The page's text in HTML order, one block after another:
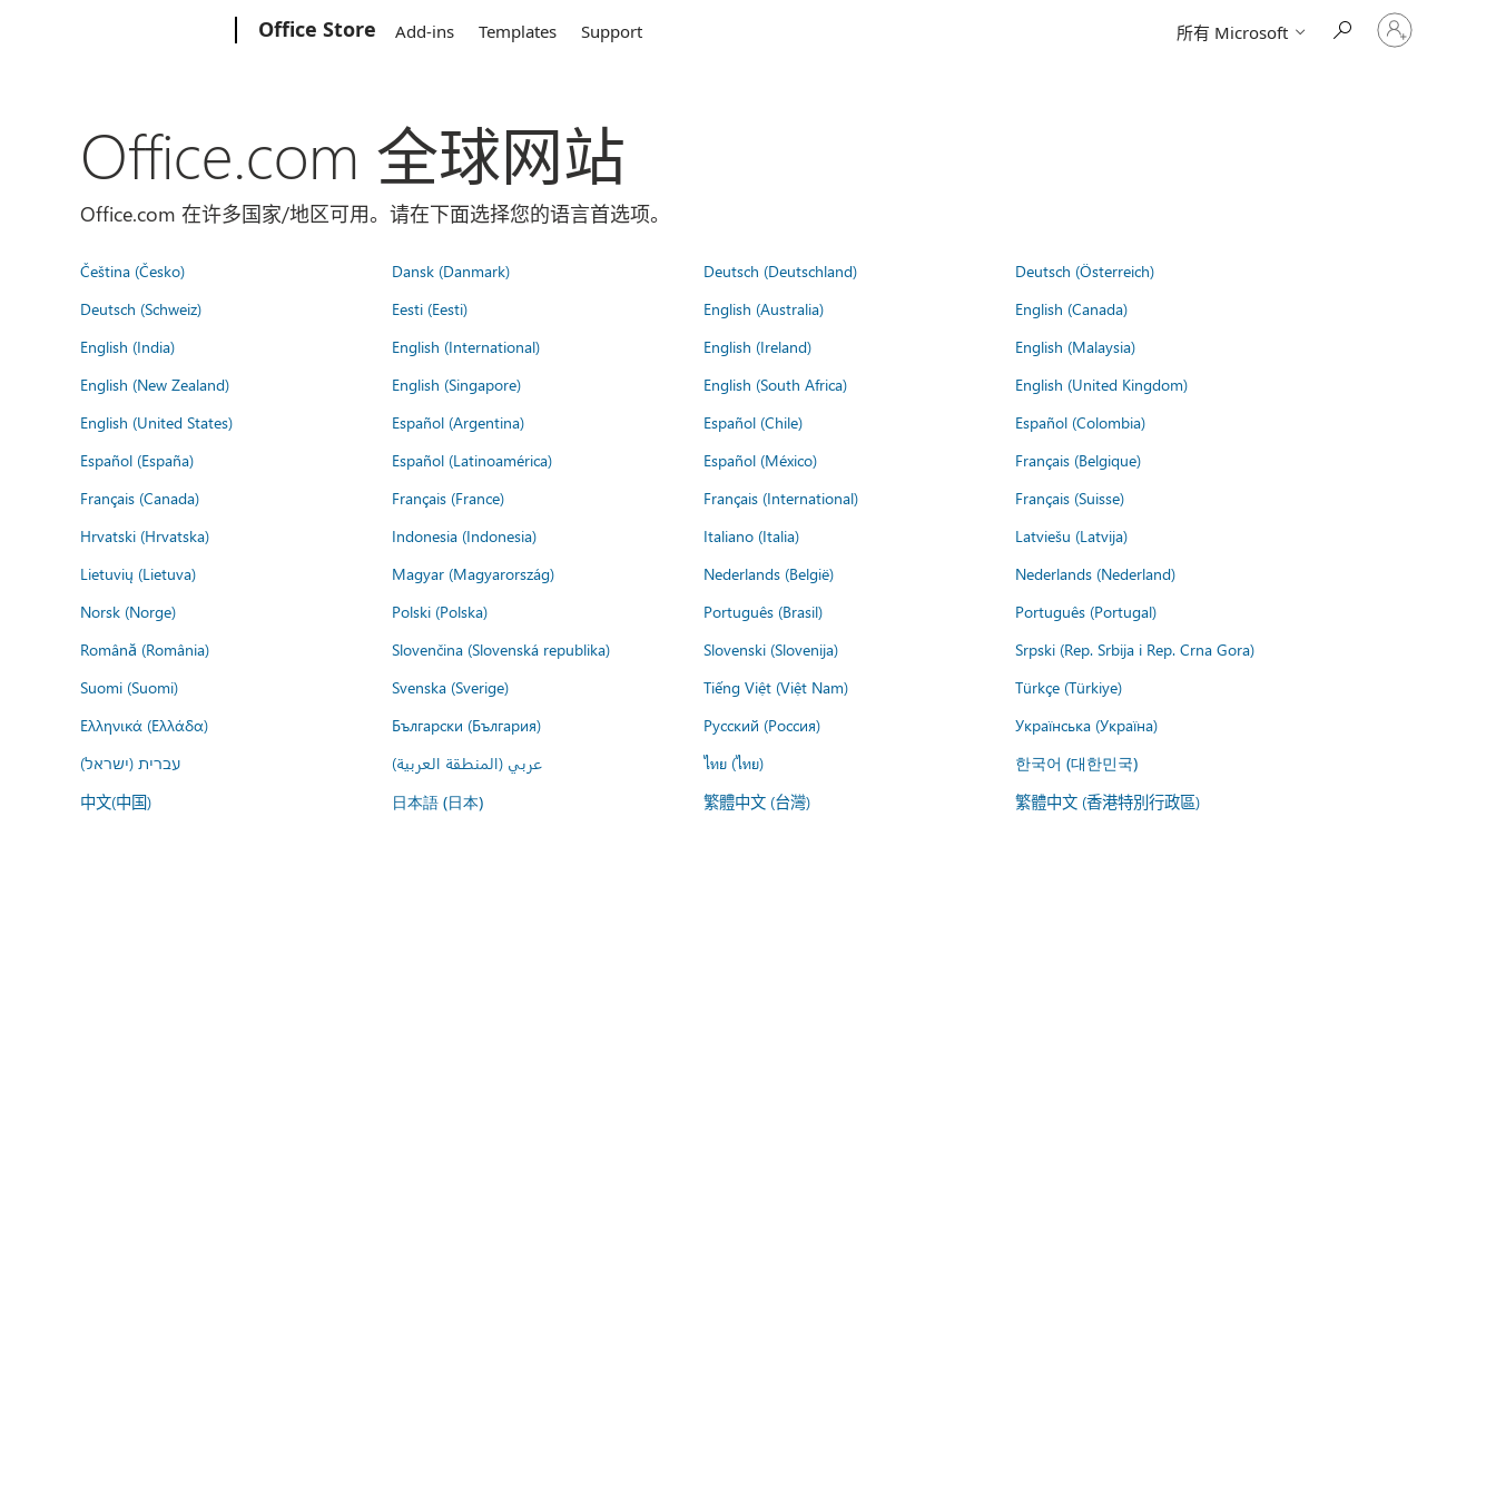
Office Store Add-ins Templates Support 所有 Microsoft
请
登
Office.com 全球网站
Office.com 在许多国家/地区可用。请在下面选择您的语言首选项。
Čeština (Česko) Dansk (Danmark) Deutsch (Deutschland)
Deutsch (Österreich)
Deutsch (Schweiz)
Eesti (Eesti) English (Australia)
English (Canada)
English (India)
English (International) English (Ireland)
English (Malaysia)
English (New Zealand)
English (Singapore) English (South Africa)
English (United Kingdom)
English (United States)
Español (Argentina) Español (Chile)
Español (Colombia)
Español (España)
Español (Latinoamérica) Español (México)
Français (Belgique)
Français (Canada)
Français (France) Français (International)
Français (Suisse)
Hrvatski (Hrvatska)
Indonesia (Indonesia) Italiano (Italia)
Latviešu (Latvija)
Lietuvių (Lietuva)
Magyar (Magyarország) Nederlands (België)
Nederlands (Nederland)
Norsk (Norge)
Polski (Polska) Português (Brasil)
Português (Portugal)
Română (România)
Slovenčina (Slovenská republika) Slovenski (Slovenija)
Srpski (Rep. Srbija i Rep. Crna Gora)
Suomi (Suomi)
Svenska (Sverige) Tiếng Việt (Việt Nam)
Türkçe (Türkiye)
Ελληνικά (Ελλάδα)
Български (България) Русский (Россия)
Українська (Україна)
עברית (ישראל)
عربي (المنطقة العربية) ไทย (ไทย) 한국어 (대한민국)
中文(中国) 日本語 (日本) 繁體中文 (台灣) 繁體中文 (香港特別行政區)